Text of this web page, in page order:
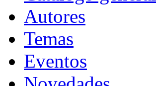
Autores
Temas
Eventos